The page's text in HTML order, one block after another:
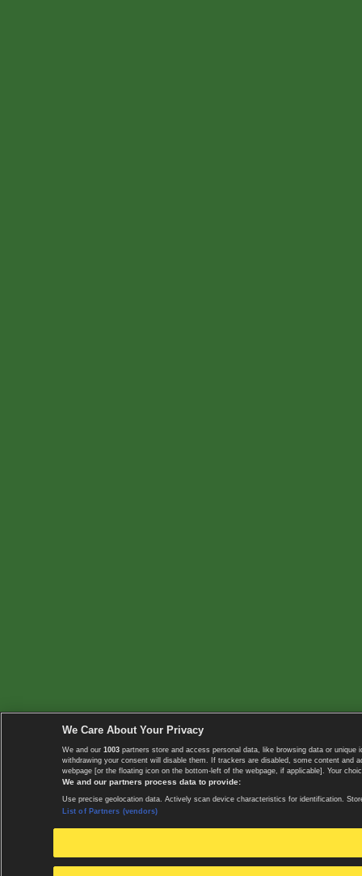
We Care About Your Privacy
We and our 1003 partners store and access personal data, like browsing data or
withdrawing your consent will disable them. If trackers are disabled, some content
webpage [or the floating icon on the bottom-left of the webpage, if applicable]. Your
We and our partners process data to provide:
Use precise geolocation data. Actively scan device characteristics for identification.
List of Partners (vendors)